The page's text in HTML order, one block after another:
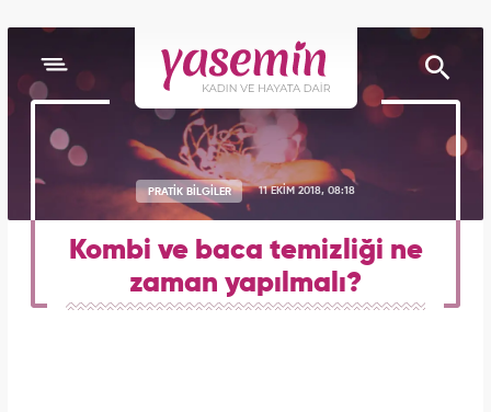
PRATİK BİLGİLER 11 EKİM 2018, 08:18
Kombi ve baca temizliği ne
zaman yapılmalı?